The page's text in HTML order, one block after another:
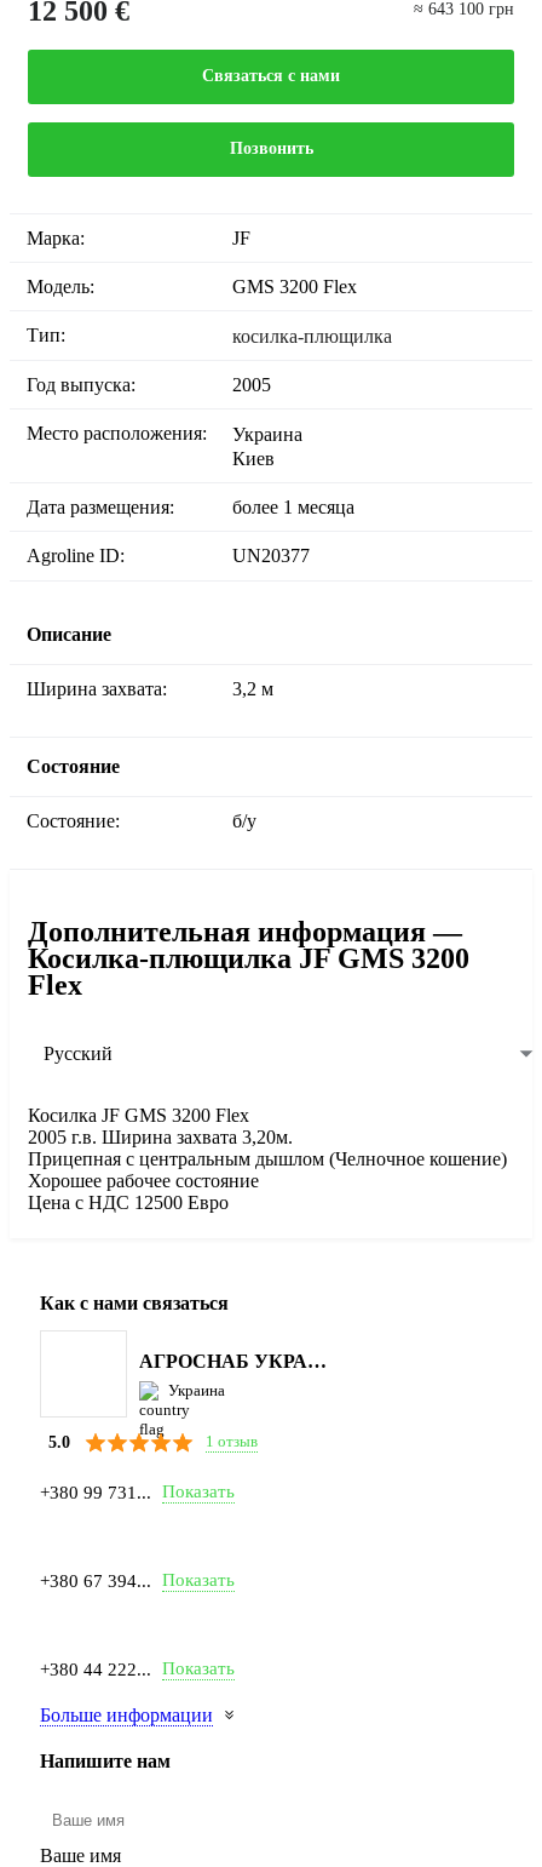
12 500 € ≈ 643 100 грн
Связаться с нами
Позвонить
Марка: JF
Модель: GMS 3200 Flex
Тип: косилка-плющилка
Год выпуска: 2005
Место расположения:
Украина
Киев
Дата размещения: более 1 месяца
Agroline ID: UN20377
Описание
Ширина захвата: 3,2 м
Состояние
Состояние: б/у
Дополнительная информация —
Косилка-плющилка JF GMS 3200
Flex
Русский
Косилка JF GМS 3200 Flex
2005 г.в. Ширина захвата 3,20м.
Прицепная с центральным дышлом (Челночное кошение)
Хорошее рабочее состояние
Цена с НДС 12500 Евро
Как с нами связаться
АГРОСНАБ УКРАЇНА
Украина
5.0 1 отзыв
+380 99 731... Показать
+380 67 394... Показать
+380 44 222... Показать
Больше информации
Напишите нам
Ваше имя